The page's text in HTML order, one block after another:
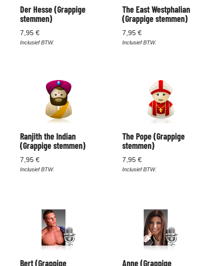
Der Hesse (Grappige
stemmen)
7,95 €
Inclusief BTW.
The East Westphalian
(Grappige stemmen)
7,95 €
Inclusief BTW.
Ranjith the Indian
(Grappige stemmen)
7,95 €
Inclusief BTW.
The Pope (Grappige
stemmen)
7,95 €
Inclusief BTW.
Bert (Grappige Anne (Grappige